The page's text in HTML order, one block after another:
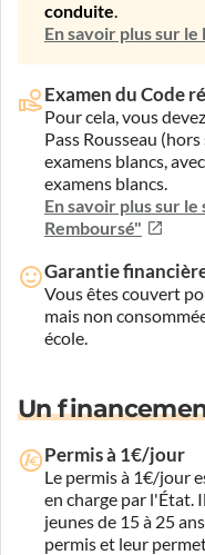
conduite.
En savoir plus sur le
Examen du Code
Pour cela, vous
Pass Rousseau
examens blancs,
examens blancs.
En savoir plus sur
Remboursé"
Garantie
Vous êtes couvert
mais non
école.
Un
Permis à 1€/jour
Le permis à 1€/jour
en charge par l'État.
jeunes de 15 à 25
permis et leur